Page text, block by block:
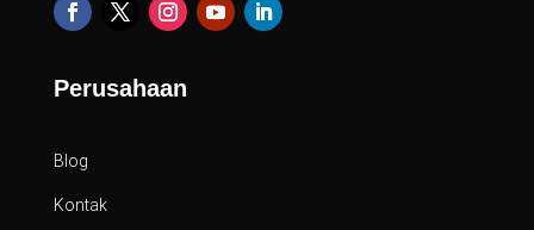
Perusahaan
Blog
Kontak